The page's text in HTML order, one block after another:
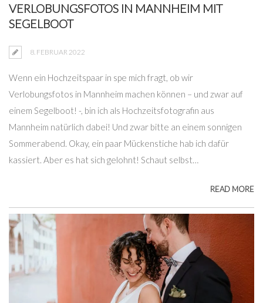
VERLOBUNGSFOTOS IN MANNHEIM MIT
SEGELBOOT
8. FEBRUAR 2022
Wenn ein Hochzeitspaar in spe mich fragt, ob wir
Verlobungsfotos in Mannheim machen können – und zwar auf
einem Segelboot! -, bin ich als Hochzeitsfotografin aus
Mannheim natürlich dabei! Und zwar bitte an einem sonnigen
Sommerabend. Okay, ein paar Mückenstiche hab ich dafür
kassiert. Aber es hat sich gelohnt! Schaut selbst…
READ MORE